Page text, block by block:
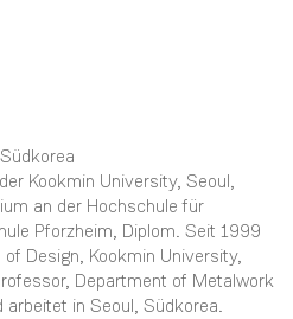
Kookmin University, Seoul,
an der Hochschule für
Pforzheim, Diplom. Seit 1999
Design, Kookmin University,
Department of Metalwork
in Seoul, Südkorea.